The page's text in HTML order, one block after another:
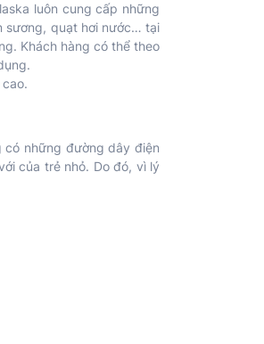
luôn cung cấp những
sương, quạt hơi nước… tại
Khách hàng có thể theo
có những đường dây điện
của trẻ nhỏ. Do đó, vì lý